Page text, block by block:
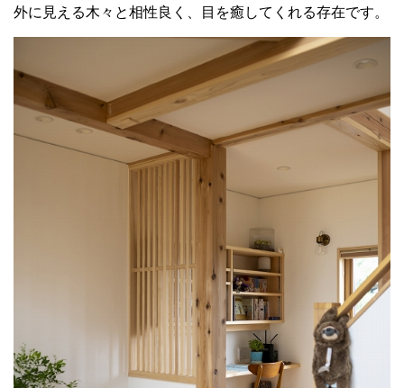
外に見える木々と相性良く、目を癒してくれる存在です。